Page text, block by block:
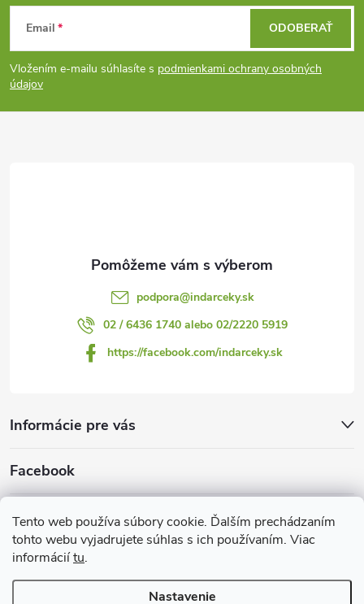
Tento web používa súbory cookie. Ďalším prechádzaním
tohto webu vyjadrujete súhlas s ich používaním. Viac
informáciítu.
Nastavenie
v
k
Z
á
p
Email
Vložením e-mailu súhlasíte s podmienkami ochrany osobných
údajov
ODOBERAŤ
podpora@indarceky.sk
02 / 6436 1740 alebo 02/2220 5919
https://facebook.com/indarceky.sk
Informácie pre vás
Facebook
Prijímame online platby